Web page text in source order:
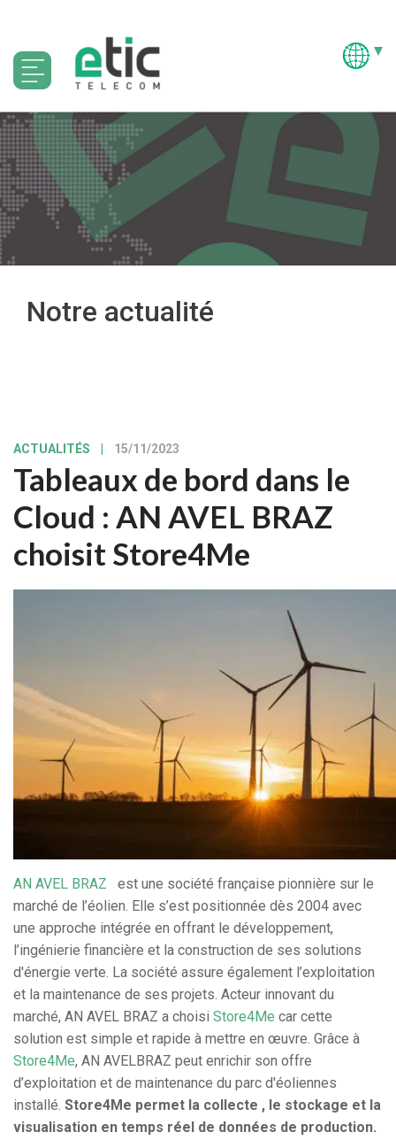
Notre actualité
ACTUALITÉS 15/11/2023
Tableaux de bord dans le
Cloud : AN AVEL BRAZ
choisit Store4Me
AN AVEL BRAZ est une société française pionnière sur le
marché de l’éolien. Elle s’est positionnée dès 2004 avec
une approche intégrée en offrant le développement,
l’ingénierie financière et la construction de ses solutions
d'énergie verte. La société assure également l’exploitation
et la maintenance de ses projets. Acteur innovant du
marché, AN AVEL BRAZ a choisi Store4Me car cette
solution est simple et rapide à mettre en œuvre. Grâce à
Store4Me, AN AVELBRAZ peut enrichir son offre
d’exploitation et de maintenance du parc d'éoliennes
installé. Store4Me permet la collecte , le stockage et la
visualisation en temps réel de données de production.